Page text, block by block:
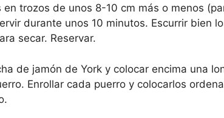
en trozos de unos 8-10 cm más o menos
durante unos 10 minutos. Escurrir bien
secar. Reservar.
de jamón de York y colocar encima una
Enrollar cada puerro y colocarlos